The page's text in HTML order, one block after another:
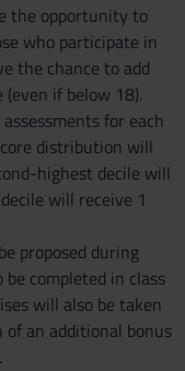
the opportunity to
who participate in
the chance to add
if below 18).
for each
distribution will
highest decile will
will receive 1
proposed during
completed in class
will also be taken
an additional bonus